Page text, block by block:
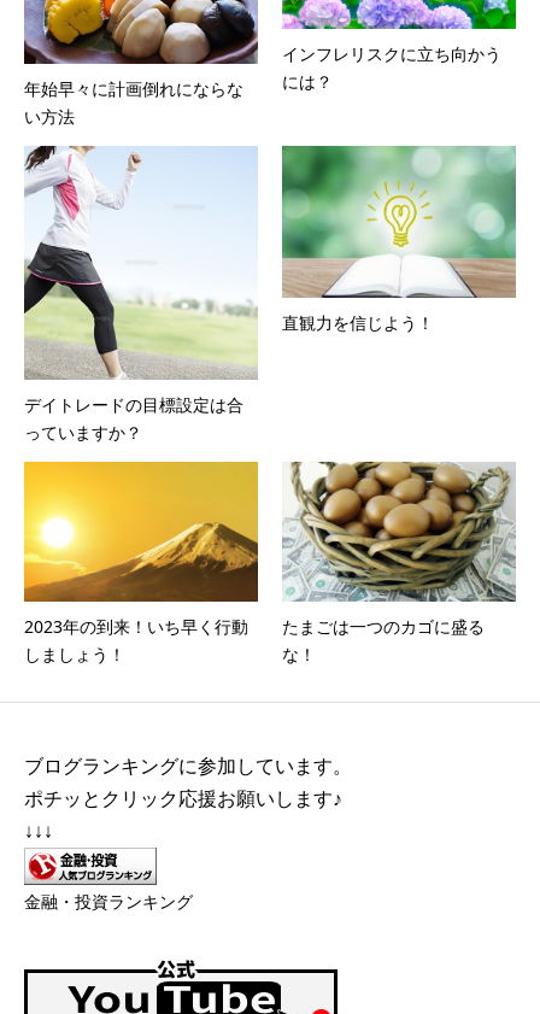
年始早々に計画倒れにならな
い方法
インフレリスクに立ち向かう
には？
デイトレードの目標設定は合
っていますか？
直観力を信じよう！
2023年の到来！いち早く行動
しましょう！
たまごは一つのカゴに盛る
な！
ブログランキングに参加しています。
ポチッとクリック応援お願いします♪
↓↓↓
金融・投資ランキング